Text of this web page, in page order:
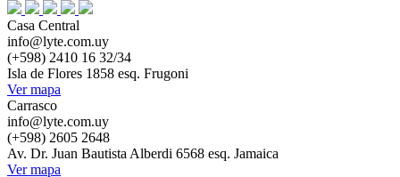
Casa Central
info@lyte.com.uy
(+598) 2410 16 32/34
Isla de Flores 1858 esq. Frugoni
Ver mapa
Carrasco
info@lyte.com.uy
(+598) 2605 2648
Av. Dr. Juan Bautista Alberdi 6568 esq. Jamaica
Ver mapa